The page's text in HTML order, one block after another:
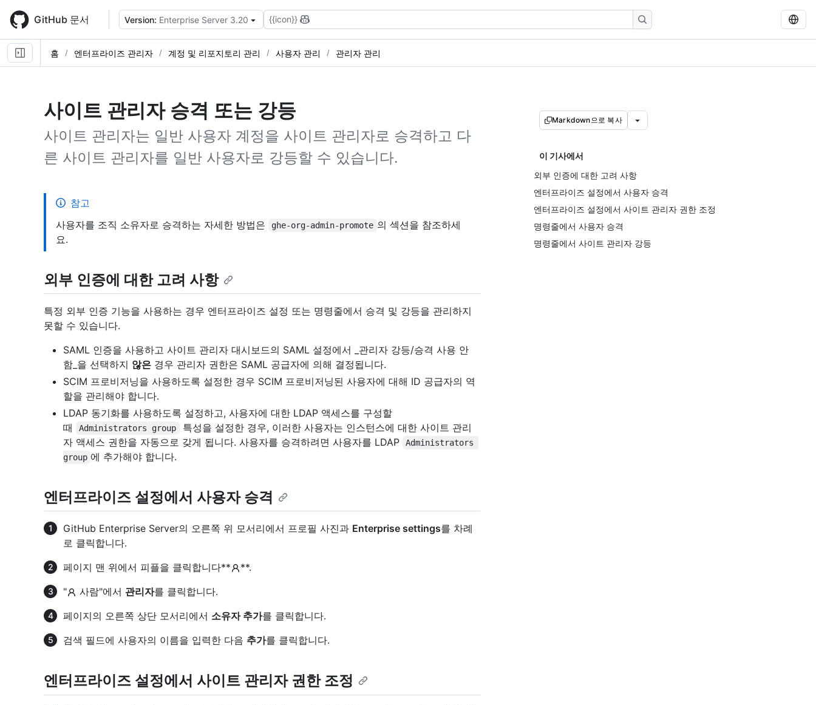
main
content
GitHub 문서 Version: Enterprise Server 3.20 {{icon}}
홈 엔터프라이즈 관리자 계정 및 리포지토리 관리 사용자 관리 관리자 관리
사이트 관리자 승격 또는 강등
사이트 관리자는 일반 사용자 계정을 사이트 관리자로 승격하고 다
른 사이트 관리자를 일반 사용자로 강등할 수 있습니다.
Markdown으로 복사
이 기사에서
외부 인증에 대한 고려 사항
엔터프라이즈 설정에서 사용자 승격
엔터프라이즈 설정에서 사이트 관리자 권한 조정
명령줄에서 사용자 승격
명령줄에서 사이트 관리자 강등
참고
사용자를 조직 소유자로 승격하는 자세한 방법은
ghe-org-admin-promote 의 섹션을 참조하세
요.
외부 인증에 대한 고려 사항
특정 외부 인증 기능을 사용하는 경우 엔터프라이즈 설정 또는 명령줄에서 승격 및 강등을 관리하지
못할 수 있습니다.
SAML 인증을 사용하고 사이트 관리자 대시보드의 SAML 설정에서 _관리자 강등/승격 사용 안
함_을 선택하지 않은 경우 관리자 권한은 SAML 공급자에 의해 결정됩니다.
SCIM 프로비저닝을 사용하도록 설정한 경우 SCIM 프로비저닝된 사용자에 대해 ID 공급자의 역
할을 관리해야 합니다.
LDAP 동기화를 사용하도록 설정하고, 사용자에 대한 LDAP 액세스를 구성할
때
Administrators group
특성을 설정한 경우, 이러한 사용자는 인스턴스에 대한 사이트 관리
자 액세스 권한을 자동으로 갖게 됩니다. 사용자를 승격하려면 사용자를 LDAP
Administrators
group 에 추가해야 합니다.
엔터프라이즈 설정에서 사용자 승격
GitHub Enterprise Server의 오른쪽 위 모서리에서 프로필 사진과 Enterprise settings를 차례
로 클릭합니다.
페이지 맨 위에서 피플을 클릭합니다**
**.
"
사람"에서 관리자를 클릭합니다.
페이지의 오른쪽 상단 모서리에서 소유자 추가를 클릭합니다.
검색 필드에 사용자의 이름을 입력한 다음 추가를 클릭합니다.
엔터프라이즈 설정에서 사이트 관리자 권한 조정